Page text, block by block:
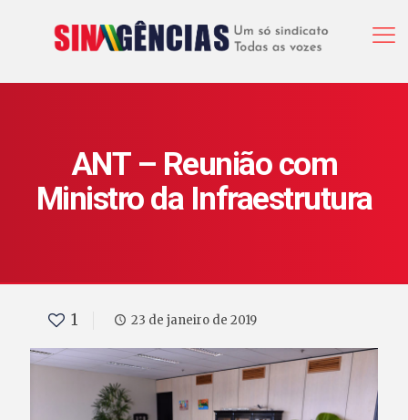
ANT – Reunião com
Ministro da Infraestrutura
1 23 de janeiro de 2019